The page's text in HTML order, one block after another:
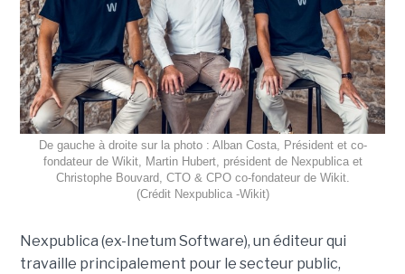
De gauche à droite sur la photo : Alban Costa, Président et co-
fondateur de Wikit, Martin Hubert, président de Nexpublica et
Christophe Bouvard, CTO & CPO co-fondateur de Wikit.
(Crédit Nexpublica -Wikit)
Nexpublica (ex-Inetum Software), un éditeur qui
travaille principalement pour le secteur public,